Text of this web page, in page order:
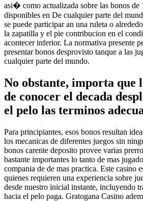
asi� como actualizada sobre las bonos de
disponibles en De cualquier parte del
se puede participar an una ruleta o
la zapatilla y el pie contribucion en el
acontecer inferior. La normativa presente
presentar bonos desprovisto tanque a las
cualquier parte del mundo.
No obstante, importa que
de conocer el decada
el pelo las terminos
Para principiantes, esos bonos resultan
los mecanicas de diferentes juegos sin
bonos carente deposito provee varias
bastante importantes lo tanto de mas
compania de de mas practica. Este casino
quienes requieren una experiencia sobre
desde nuestro inicial instante, incluyendo
hacia el pelo paga. Gratogana Casino